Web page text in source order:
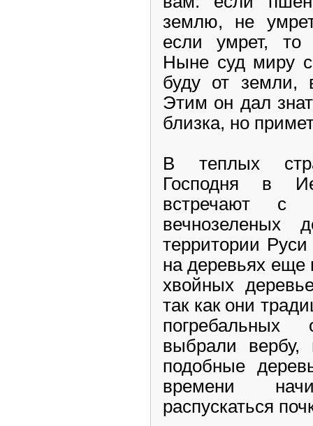
землю, не
если умрет, то
Ныне суд миру
буду от земли,
Этим он дал
близка, но
В теплых
Господня в
встречают с
вечнозеленых
территории
на деревьях еще
хвойных
так как они
выбрали вербу,
подобные
времени
распускаться